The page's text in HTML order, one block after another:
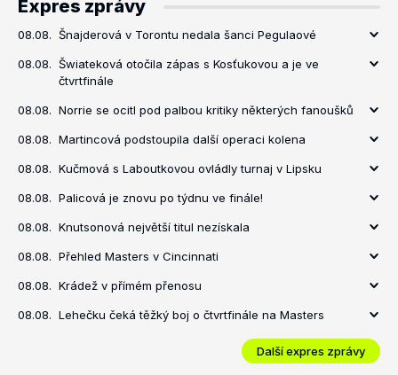
Expres zprávy
08.08. Šnajderová v Torontu nedala šanci Pegulaové
08.08. Šwiateková otočila zápas s Kosťukovou a je ve
čtvrtfinále
08.08. Norrie se ocitl pod palbou kritiky některých fanoušků
08.08. Martincová podstoupila další operaci kolena
08.08. Kučmová s Laboutkovou ovládly turnaj v Lipsku
08.08. Palicová je znovu po týdnu ve finále!
08.08. Knutsonová největší titul nezískala
08.08. Přehled Masters v Cincinnati
08.08. Krádež v přímém přenosu
08.08. Lehečku čeká těžký boj o čtvrtfinále na Masters
Další expres zprávy